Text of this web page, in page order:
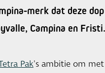
merk dat deze
Campina en Fristi.
Pak's ambitie om